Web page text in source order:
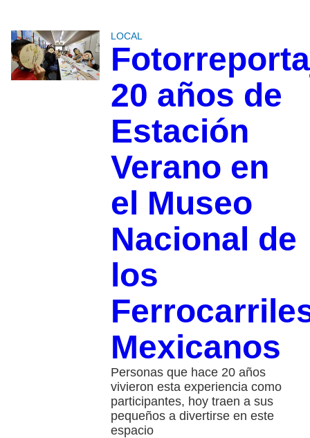
LOCAL
20 años de
Estación
Verano en
el Museo
Nacional de
los
Mexicanos
Personas que hace 20 años
vivieron esta experiencia como
participantes, hoy traen a sus
pequeños a divertirse en este
espacio